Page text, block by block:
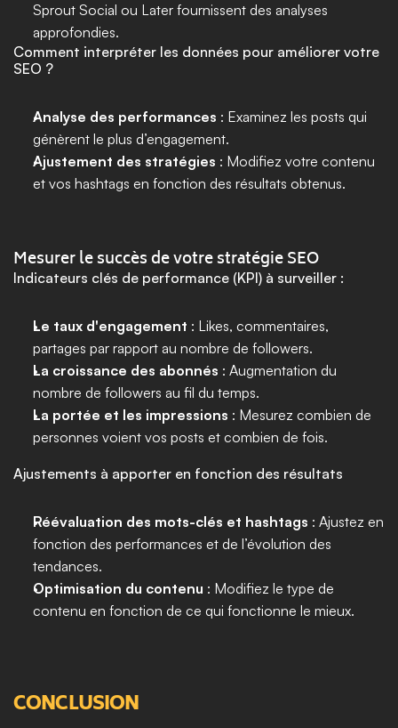
Sprout Social ou Later fournissent des analyses
approfondies.
Comment interpréter les données pour améliorer votre
SEO ?
Analyse des performances : Examinez les posts qui
génèrent le plus d’engagement.
Ajustement des stratégies : Modifiez votre contenu
et vos hashtags en fonction des résultats obtenus.
Mesurer le succès de votre stratégie SEO
Indicateurs clés de performance (KPI) à surveiller :
Le taux d'engagement : Likes, commentaires,
partages par rapport au nombre de followers.
La croissance des abonnés : Augmentation du
nombre de followers au fil du temps.
La portée et les impressions : Mesurez combien de
personnes voient vos posts et combien de fois.
Ajustements à apporter en fonction des résultats
Réévaluation des mots-clés et hashtags : Ajustez en
fonction des performances et de l’évolution des
tendances.
Optimisation du contenu : Modifiez le type de
contenu en fonction de ce qui fonctionne le mieux.
CONCLUSION